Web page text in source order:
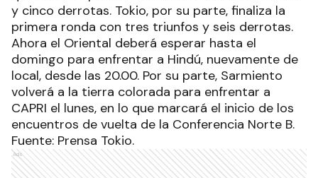
y cinco derrotas. Tokio, por su parte, finaliza la
primera ronda con tres triunfos y seis derrotas.
Ahora el Oriental deberá esperar hasta el
domingo para enfrentar a Hindú, nuevamente de
local, desde las 20.00. Por su parte, Sarmiento
volverá a la tierra colorada para enfrentar a
CAPRI el lunes, en lo que marcará el inicio de los
encuentros de vuelta de la Conferencia Norte B.
Fuente: Prensa Tokio.
Ads